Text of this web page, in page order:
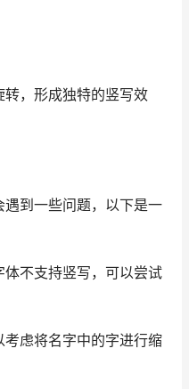
，形成独特的竖写效
到一些问题，以下是一
不支持竖写，可以尝试
虑将名字中的字进行缩